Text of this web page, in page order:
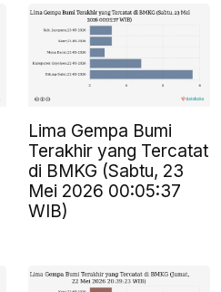
Lima Gempa Bumi
Terakhir yang Tercatat
di BMKG (Sabtu, 23
Mei 2026 00:05:37
WIB)